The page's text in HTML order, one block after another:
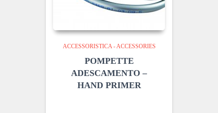
ACCESSORISTICA - ACCESSORIES
POMPETTE
ADESCAMENTO –
HAND PRIMER